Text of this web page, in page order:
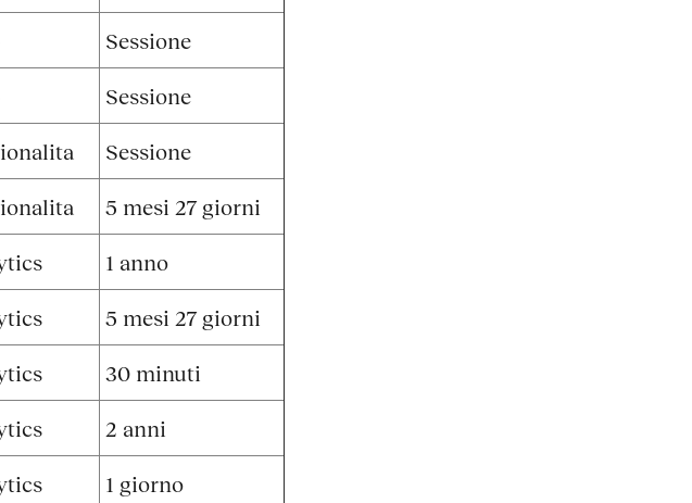
Sessione
Sessione
Sessione
5 mesi 27 giorni
1 anno
5 mesi 27 giorni
30 minuti
2 anni
1 giorno